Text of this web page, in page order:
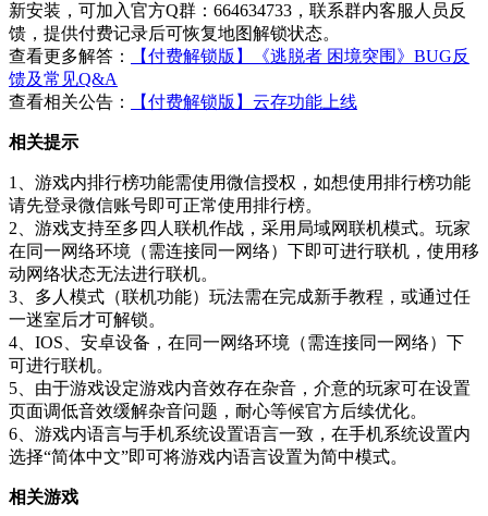
新安装，可加入官方Q群：664634733，联系群内客服人员反
馈，提供付费记录后可恢复地图解锁状态。
查看更多解答：
【付费解锁版】《逃脱者 困境突围》BUG反
馈及常见Q&A
查看相关公告：
【付费解锁版】云存功能上线
相关提示
1、游戏内排行榜功能需使用微信授权，如想使用排行榜功能
请先登录微信账号即可正常使用排行榜。
2、游戏支持至多四人联机作战，采用局域网联机模式。玩家
在同一网络环境（需连接同一网络）下即可进行联机，使用移
动网络状态无法进行联机。
3、多人模式（联机功能）玩法需在完成新手教程，或通过任
一迷室后才可解锁。
4、IOS、安卓设备，在同一网络环境（需连接同一网络）下
可进行联机。
5、由于游戏设定游戏内音效存在杂音，介意的玩家可在设置
页面调低音效缓解杂音问题，耐心等候官方后续优化。
6、游戏内语言与手机系统设置语言一致，在手机系统设置内
选择“简体中文”即可将游戏内语言设置为简中模式。
相关游戏